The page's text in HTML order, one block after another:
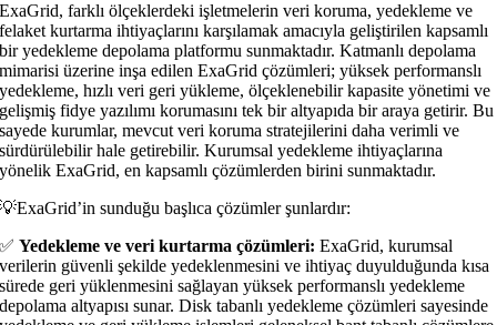
ExaGrid, farklı ölçeklerdeki işletmelerin veri koruma, yedekleme ve
felaket kurtarma ihtiyaçlarını karşılamak amacıyla geliştirilen kapsamlı
bir yedekleme depolama platformu sunmaktadır. Katmanlı depolama
mimarisi üzerine inşa edilen ExaGrid çözümleri; yüksek performanslı
yedekleme, hızlı veri geri yükleme, ölçeklenebilir kapasite yönetimi ve
gelişmiş fidye yazılımı korumasını tek bir altyapıda bir araya getirir. Bu
sayede kurumlar, mevcut veri koruma stratejilerini daha verimli ve
sürdürülebilir hale getirebilir. Kurumsal yedekleme ihtiyaçlarına
yönelik ExaGrid, en kapsamlı çözümlerden birini sunmaktadır.
💡ExaGrid’in sunduğu başlıca çözümler şunlardır:
✅Yedekleme ve veri kurtarma çözümleri: ExaGrid, kurumsal
verilerin güvenli şekilde yedeklenmesini ve ihtiyaç duyulduğunda kısa
sürede geri yüklenmesini sağlayan yüksek performanslı yedekleme
depolama altyapısı sunar. Disk tabanlı yedekleme çözümleri sayesinde